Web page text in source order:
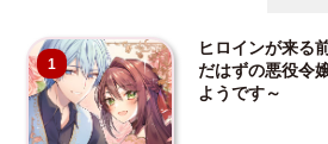
1
ヒロインが来る
だはずの悪役令
ようです～